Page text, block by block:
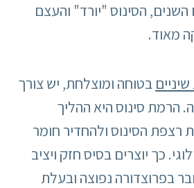
הסינוס "יורד" והעצם
מאוד.
בטוחה ומוצלחת, יש צורך
הרמת סינוס היא ההליך
הסינוס ולהחדיר חומר
כך יוצרים בסיס חזק ויציב
בפרוצדורה נפוצה ובעלת